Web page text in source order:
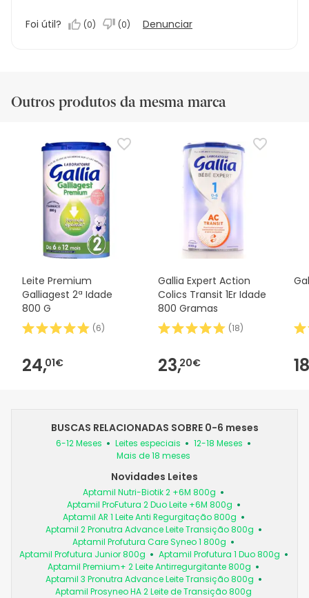
Foi útil? (0) (0) Denunciar
Outros produtos da mesma marca
Leite Premium
Galliagest 2ª Idade
800 G
(6)
24,01€
Gallia Expert Action
Colics Transit 1Er Idade
800 Gramas
(18)
23,20€
BUSCAS RELACIONADAS SOBRE 0-6 meses
6-12 Meses Leites especiais
12-18 Meses
Mais de 18 meses
Novidades Leites
Aptamil Nutri-Biotik 2 +6M 800g
Aptamil ProFutura 2 Duo Leite +6M 800g
Aptamil AR 1 Leite Anti Regurgitação 800g
Aptamil 2 Pronutra Advance Leite Transição 800g
Aptamil Profutura Care Syneo 1 800g
Aptamil Profutura Junior 800g
Aptamil Profutura 1 Duo 800g
Aptamil Premium+ 2 Leite Antirregurgitante 800g
Aptamil 3 Pronutra Advance Leite Transição 800g
Aptamil Prosyneo HA 2 Leite de Transição 800g